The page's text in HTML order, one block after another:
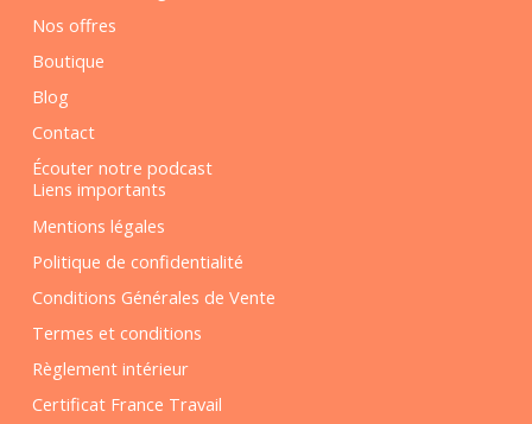
Nos offres
Boutique
Blog
Contact
Écouter notre podcast
Liens importants
Mentions légales
Politique de confidentialité
Conditions Générales de Vente
Termes et conditions
Règlement intérieur
Certificat France Travail